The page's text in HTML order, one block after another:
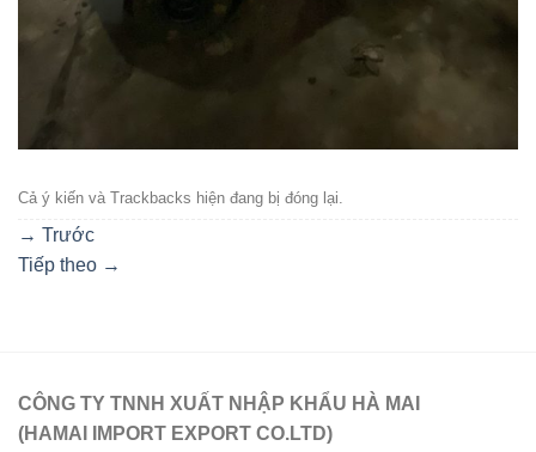
Cả ý kiến ​​và Trackbacks hiện đang bị đóng lại.
→ Trước
Tiếp theo →
CÔNG TY TNNH XUẤT NHẬP KHẨU HÀ MAI
(HAMAI IMPORT EXPORT CO.LTD)